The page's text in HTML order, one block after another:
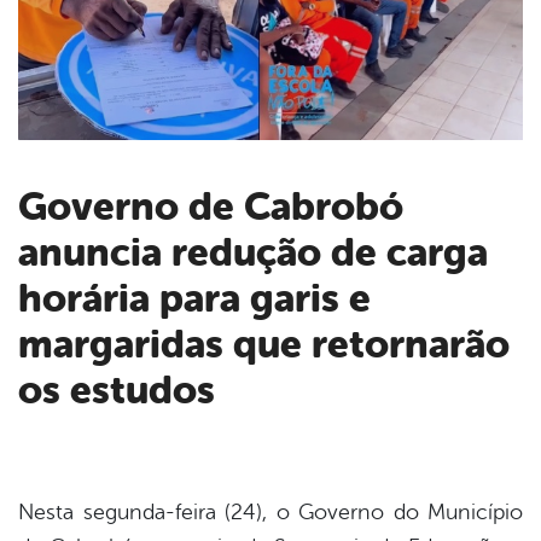
Governo de Cabrobó
anuncia redução de carga
horária para garis e
margaridas que retornarão
os estudos
Nesta segunda-feira (24), o Governo do Município